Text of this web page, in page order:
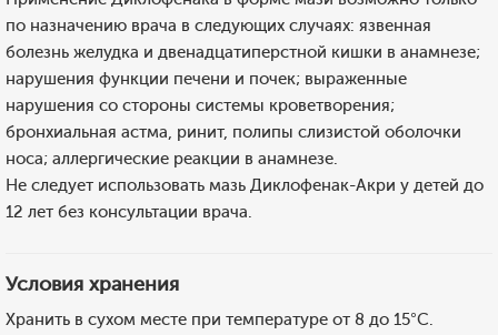
по назначению врача в следующих случаях: язвенная
болезнь желудка и двенадцатиперстной кишки в анамнезе;
нарушения функции печени и почек; выраженные
нарушения со стороны системы кроветворения;
бронхиальная астма, ринит, полипы слизистой оболочки
носа; аллергические реакции в анамнезе.
Не следует использовать мазь Диклофенак-Акри у детей до
12 лет без консультации врача.
Условия хранения
Хранить в сухом месте при температуре от 8 до 15°С.